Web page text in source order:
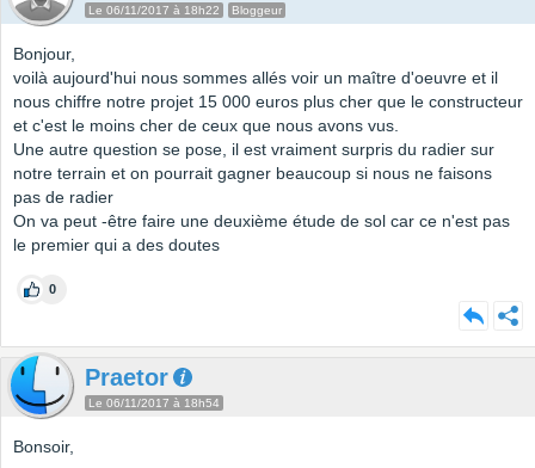
Le 06/11/2017 à 18h22 Bloggeur
Bonjour,
voilà aujourd'hui nous sommes allés voir un maître d'oeuvre et il
nous chiffre notre projet 15 000 euros plus cher que le constructeur
et c'est le moins cher de ceux que nous avons vus.
Une autre question se pose, il est vraiment surpris du radier sur
notre terrain et on pourrait gagner beaucoup si nous ne faisons
pas de radier
On va peut -être faire une deuxième étude de sol car ce n'est pas
le premier qui a des doutes
0
Praetor
Le 06/11/2017 à 18h54
Bonsoir,